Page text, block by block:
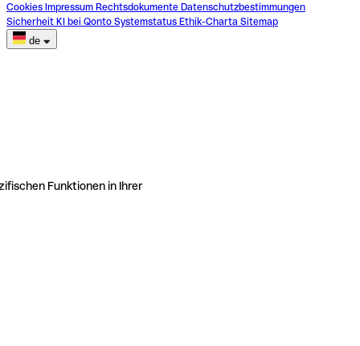
Cookies Impressum Rechtsdokumente Datenschutzbestimmungen
Sicherheit KI bei Qonto Systemstatus Ethik-Charta Sitemap
de
Funktionen in Ihrer